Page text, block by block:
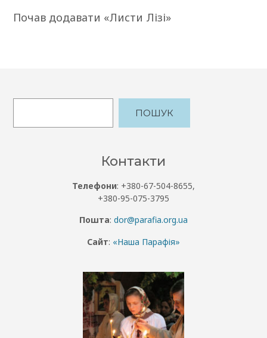
Почав додавати «Листи Лізі»
ПОШУК
Контакти
Телефони: +380-67-504-8655,
+380-95-075-3795
Пошта: dor@parafia.org.ua
Сайт: «Наша Парафія»